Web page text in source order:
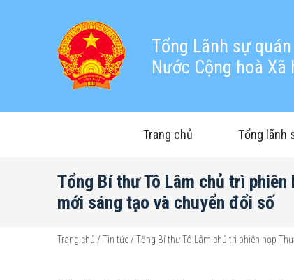
Tổng Lãnh sự quán
Nước Cộng hoà
Trang chủ Tổng lãnh
Tổng Bí thư Tô Lâm chủ trì
mới sáng tạo và chuyển đổi số
Trang chủ /Tin tức /Tổng Bí thư Tô Lâm chủ trì phiên họp